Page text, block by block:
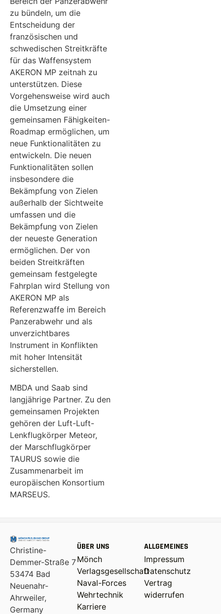
zu bündeln, um die
Entscheidung der
französischen und
schwedischen Streitkräfte
für das Waffensystem
AKERON MP zeitnah zu
unterstützen. Diese
Vorgehensweise wird auch
die Umsetzung einer
gemeinsamen Fähigkeiten-
Roadmap ermöglichen, um
neue Funktionalitäten zu
entwickeln. Die neuen
Funktionalitäten sollen
insbesondere die
Bekämpfung von Zielen
außerhalb der Sichtweite
umfassen und die
Bekämpfung von Zielen
der neueste Generation
ermöglichen. Der von
beiden Streitkräften
gemeinsam festgelegte
Fahrplan wird Stellung von
AKERON MP als
Referenzwaffe im Bereich
Panzerabwehr und als
unverzichtbares
Instrument in Konflikten
mit hoher Intensität
sicherstellen.
MBDA und Saab sind
langjährige Partner. Zu den
gemeinsamen Projekten
gehören der Luft-Luft-
Lenkflugkörper Meteor,
der Marschflugkörper
TAURUS sowie die
Zusammenarbeit im
europäischen Konsortium
MARSEUS.
Christine-
Demmer-Straße 7
53474 Bad
Neuenahr-
Ahrweiler,
Germany
ÜBER UNS
Mönch
Verlagsgesellschaft
Naval-Forces
Wehrtechnik
Karriere
ALLGEMEINES
Impressum
Datenschutz
Vertrag
widerrufen